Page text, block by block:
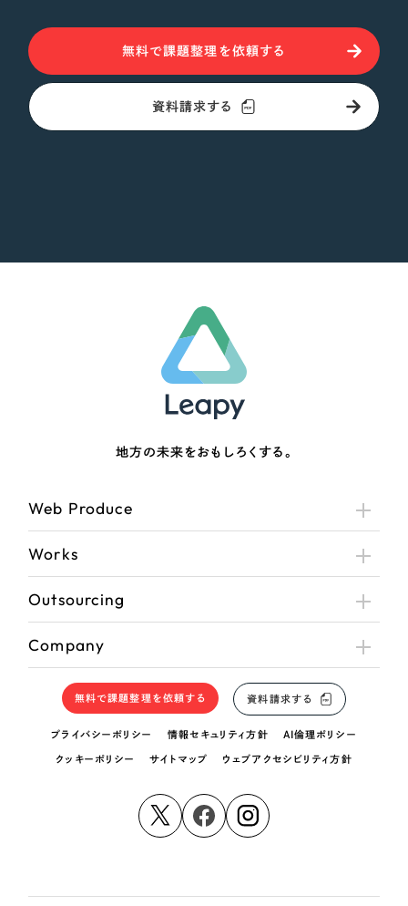
さらに条件を追加する無料で課題整理を依頼する
資料請求する
地方の未来をおもしろくする。
Web Produce
Works
Outsourcing
Company
無料で課題整理を依頼する 資料請求する
プライバシーポリシー 情報セキュリティ方針 AI倫理ポリシー
クッキーポリシー サイトマップ ウェブアクセシビリティ方針